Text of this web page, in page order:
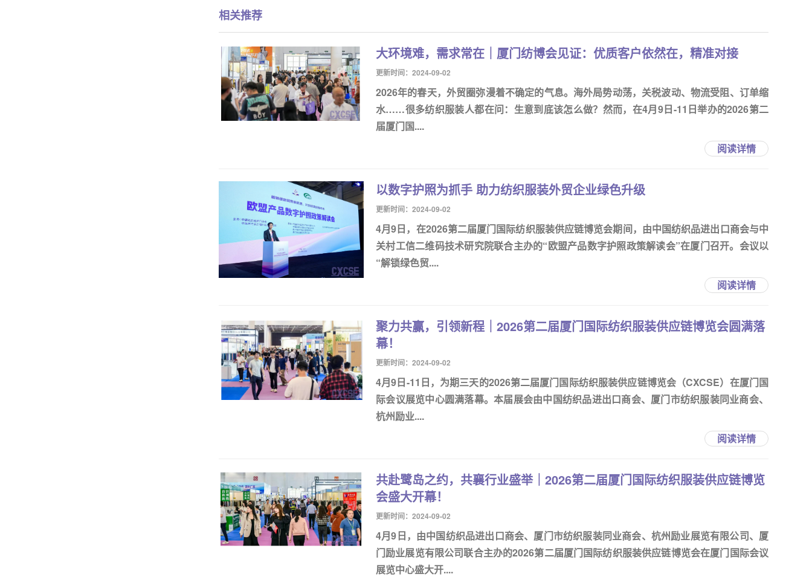
相关推荐
大环境难，需求常在｜厦门纺博会见证：优质客户依然在，精准对接
更新时间：2024-09-02
2026年的春天，外贸圈弥漫着不确定的气息。海外局势动荡，关税波动、物流受阻、订单缩
水……很多纺织服装人都在问：生意到底该怎么做？然而，在4月9日-11日举办的2026第二
届厦门国....
阅读详情
以数字护照为抓手 助力纺织服装外贸企业绿色升级
更新时间：2024-09-02
4月9日，在2026第二届厦门国际纺织服装供应链博览会期间，由中国纺织品进出口商会与中
关村工信二维码技术研究院联合主办的“欧盟产品数字护照政策解读会”在厦门召开。会议以
“解锁绿色贸....
阅读详情
聚力共赢，引领新程｜2026第二届厦门国际纺织服装供应链博览会圆满落
幕！
更新时间：2024-09-02
4月9日-11日，为期三天的2026第二届厦门国际纺织服装供应链博览会（CXCSE）在厦门国
际会议展览中心圆满落幕。本届展会由中国纺织品进出口商会、厦门市纺织服装同业商会、
杭州励业....
阅读详情
共赴鹭岛之约，共襄行业盛举｜2026第二届厦门国际纺织服装供应链博览
会盛大开幕！
更新时间：2024-09-02
4月9日，由中国纺织品进出口商会、厦门市纺织服装同业商会、杭州励业展览有限公司、厦
门励业展览有限公司联合主办的2026第二届厦门国际纺织服装供应链博览会在厦门国际会议
展览中心盛大开....